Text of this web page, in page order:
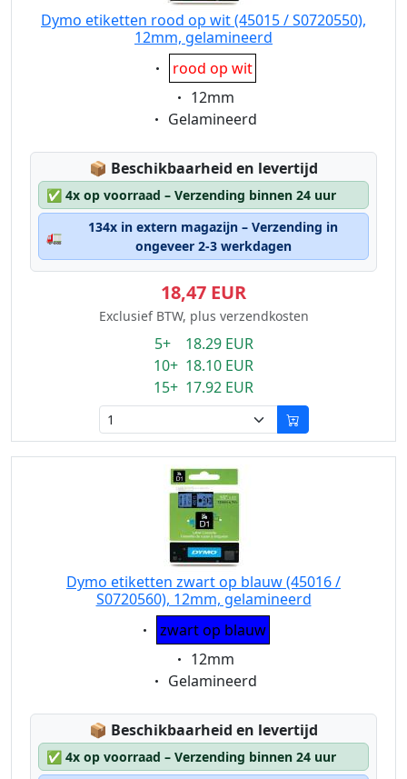
Dymo etiketten rood op wit (45015 / S0720550),
12mm, gelamineerd
Eigenschaft:
rood op wit
Eigenschaft:
12mm
Eigenschaft:
Gelamineerd
📦 Lagerstatus:
Beschikbaarheid en levertijd
✅ 4x op voorraad – Verzending binnen 24 uur
🚛
134x in extern magazijn – Verzending in
ongeveer 2-3 werkdagen
18,47 EUR
Exclusief BTW, plus verzendkosten
5+ 18.29 EUR
10+ 18.10 EUR
15+ 17.92 EUR
Dymo etiketten zwart op blauw (45016 /
S0720560), 12mm, gelamineerd
Eigenschaft:
zwart op blauw
Eigenschaft:
12mm
Eigenschaft:
Gelamineerd
📦 Lagerstatus:
Beschikbaarheid en levertijd
✅ 4x op voorraad – Verzending binnen 24 uur